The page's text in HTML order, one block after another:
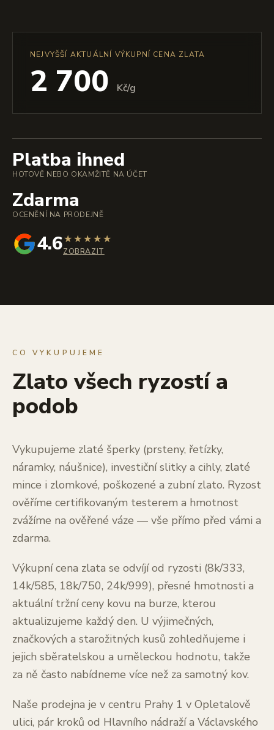
NEJVYŠŠÍ AKTUÁLNÍ VÝKUPNÍ CENA ZLATA
2 700 Kč/g
Platba ihned
HOTOVĚ NEBO OKAMŽITĚ NA ÚČET
Zdarma
OCENĚNÍ NA PRODEJNĚ
4.6★★★★★
ZOBRAZIT
CO VYKUPUJEME
Zlato všech ryzostí a
podob
Vykupujeme zlaté šperky (prsteny, řetízky,
náramky, náušnice), investiční slitky a cihly, zlaté
mince i zlomkové, poškozené a zubní zlato. Ryzost
ověříme certifikovaným testerem a hmotnost
zvážíme na ověřené váze — vše přímo před vámi a
zdarma.
Výkupní cena zlata se odvíjí od ryzosti (8k/333,
14k/585, 18k/750, 24k/999), přesné hmotnosti a
aktuální tržní ceny kovu na burze, kterou
aktualizujeme každý den. U výjimečných,
značkových a starožitných kusů zohledňujeme i
jejich sběratelskou a uměleckou hodnotu, takže
za ně často nabídneme více než za samotný kov.
Naše prodejna je v centru Prahy 1 v Opletalově
ulici, pár kroků od Hlavního nádraží a Václavského